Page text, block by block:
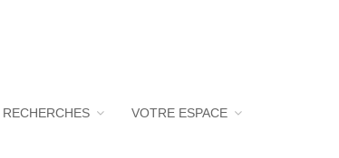
RECHERCHES VOTRE ESPACE